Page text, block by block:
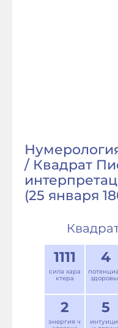
/ Квадрат
(25 января
1111
сила хара
ктера
4
2
энергия ч
5